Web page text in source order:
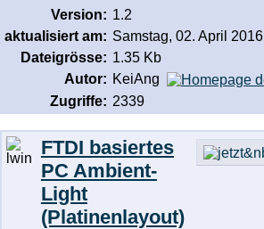
Version: 1.2
aktualisiert am: Samstag, 02. April 2016
Dateigrösse: 1.35 Kb
Autor: KeiAng
Zugriffe: 2339
FTDI basiertes
PC Ambient-
Light
(Platinenlayout)